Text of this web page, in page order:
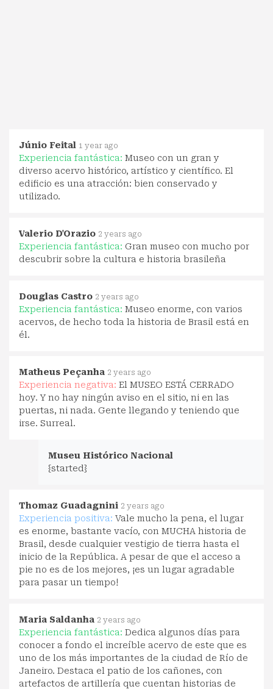
Júnio Feital 1 year ago
Experiencia fantástica: Museo con un gran y
diverso acervo histórico, artístico y científico. El
edificio es una atracción: bien conservado y
utilizado.
Valerio D'Orazio 2 years ago
Experiencia fantástica: Gran museo con mucho por
descubrir sobre la cultura e historia brasileña
Douglas Castro 2 years ago
Experiencia fantástica: Museo enorme, con varios
acervos, de hecho toda la historia de Brasil está en
él.
Matheus Peçanha 2 years ago
Experiencia negativa: El MUSEO ESTÁ CERRADO
hoy. Y no hay ningún aviso en el sitio, ni en las
puertas, ni nada. Gente llegando y teniendo que
irse. Surreal.
Museu Histórico Nacional
{started}
Thomaz Guadagnini 2 years ago
Experiencia positiva: Vale mucho la pena, el lugar
es enorme, bastante vacío, con MUCHA historia de
Brasil, desde cualquier vestigio de tierra hasta el
inicio de la República. A pesar de que el acceso a
pie no es de los mejores, ¡es un lugar agradable
para pasar un tiempo!
Maria Saldanha 2 years ago
Experiencia fantástica: Dedica algunos días para
conocer a fondo el increíble acervo de este que es
uno de los más importantes de la ciudad de Río de
Janeiro. Destaca el patio de los cañones, con
artefactos de artillería que cuentan historias de